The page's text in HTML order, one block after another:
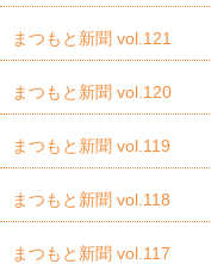
まつもと新聞 vol.121
まつもと新聞 vol.120
まつもと新聞 vol.119
まつもと新聞 vol.118
まつもと新聞 vol.117